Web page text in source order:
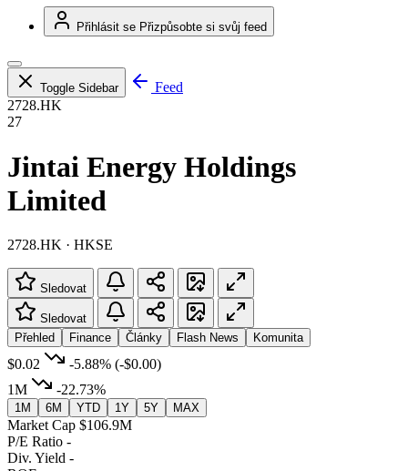
Přihlásit se Přizpůsobte si svůj feed
Toggle Sidebar
Feed
2728.HK
27
Jintai Energy Holdings
Limited
2728.HK · HKSE
Sledovat
Sledovat
Přehled
Finance Články Flash News Komunita
$0.02 -5.88% (-$0.00)
1M
-22.73%
1M 6M YTD 1Y 5Y MAX
Market Cap $106.9M
P/E Ratio -
Div. Yield -